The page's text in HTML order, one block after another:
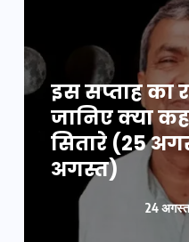
इस सप्ताह का
जानिए क्या
सितारे (25
अगस्त)
24